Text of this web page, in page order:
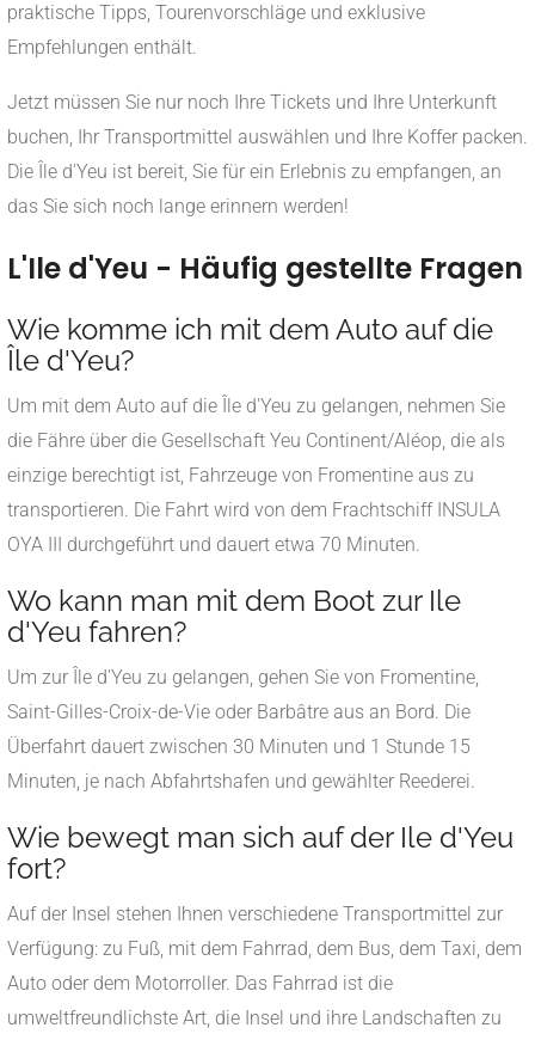
praktische Tipps, Tourenvorschläge und exklusive
Empfehlungen enthält.
Jetzt müssen Sie nur noch Ihre Tickets und Ihre Unterkunft
buchen, Ihr Transportmittel auswählen und Ihre Koffer packen.
Die Île d'Yeu ist bereit, Sie für ein Erlebnis zu empfangen, an
das Sie sich noch lange erinnern werden!
L'Ile d'Yeu - Häufig gestellte Fragen
Wie komme ich mit dem Auto auf die
Île d'Yeu?
Um mit dem Auto auf die Île d'Yeu zu gelangen, nehmen Sie
die Fähre über die Gesellschaft Yeu Continent/Aléop, die als
einzige berechtigt ist, Fahrzeuge von Fromentine aus zu
transportieren. Die Fahrt wird von dem Frachtschiff INSULA
OYA III durchgeführt und dauert etwa 70 Minuten.
Wo kann man mit dem Boot zur Ile
d'Yeu fahren?
Um zur Île d'Yeu zu gelangen, gehen Sie von Fromentine,
Saint-Gilles-Croix-de-Vie oder Barbâtre aus an Bord. Die
Überfahrt dauert zwischen 30 Minuten und 1 Stunde 15
Minuten, je nach Abfahrtshafen und gewählter Reederei.
Wie bewegt man sich auf der Ile d'Yeu
fort?
Auf der Insel stehen Ihnen verschiedene Transportmittel zur
Verfügung: zu Fuß, mit dem Fahrrad, dem Bus, dem Taxi, dem
Auto oder dem Motorroller. Das Fahrrad ist die
umweltfreundlichste Art, die Insel und ihre Landschaften zu